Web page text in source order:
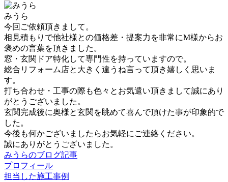
みうら
今回ご依頼頂きまして。
相見積もりで他社様との価格差・提案力を非常にM様からお
褒めの言葉を頂きました。
窓・玄関ドア特化して専門性を持っていますので。
総合リフォーム店と大きく違うね言って頂き嬉しく思いま
す。
打ち合わせ・工事の際も色々とお気遣い頂きまして誠にあり
がとうございました。
玄関完成後に奥様と玄関を眺めて喜んで頂けた事が印象的で
した。
今後も何かございましたらお気軽にご連絡ください。
誠にありがとうございました。
みうらのブログ記事
プロフィール
担当した施工事例